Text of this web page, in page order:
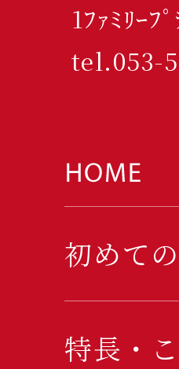
1ﾌｧﾐﾘｰﾌ
tel.053-
初めて
特長・